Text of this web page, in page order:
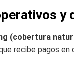
y
(cobertura
recibe pagos en